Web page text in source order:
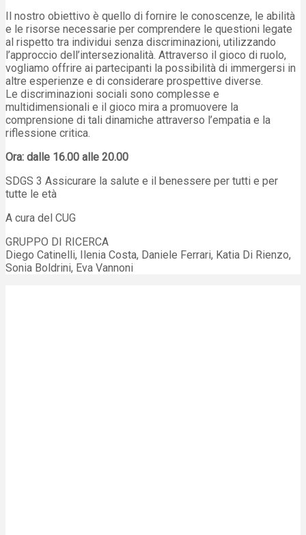
Il nostro obiettivo è quello di fornire le conoscenze, le abilità
e le risorse necessarie per comprendere le questioni legate
al rispetto tra individui senza discriminazioni, utilizzando
l’approccio dell’intersezionalità. Attraverso il gioco di ruolo,
vogliamo offrire ai partecipanti la possibilità di immergersi in
altre esperienze e di considerare prospettive diverse.
Le discriminazioni sociali sono complesse e
multidimensionali e il gioco mira a promuovere la
comprensione di tali dinamiche attraverso l’empatia e la
riflessione critica.
Ora: dalle 16.00 alle 20.00
SDGS 3 Assicurare la salute e il benessere per tutti e per
tutte le età
A cura del CUG
GRUPPO DI RICERCA
Diego Catinelli, Ilenia Costa, Daniele Ferrari, Katia Di Rienzo,
Sonia Boldrini, Eva Vannoni